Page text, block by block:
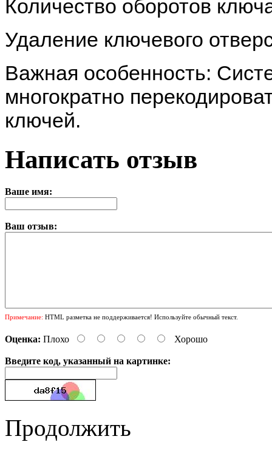
Количество оборотов
Удаление ключевого
Важная особенность:
многократно
ключей.
Написать отзыв
Ваше имя:
Ваш отзыв:
Примечание: HTML разметка не поддерживается! Используйте обычный текст.
Оценка: Плохо Хорошо
Введите код, указанный на картинке:
Продолжить